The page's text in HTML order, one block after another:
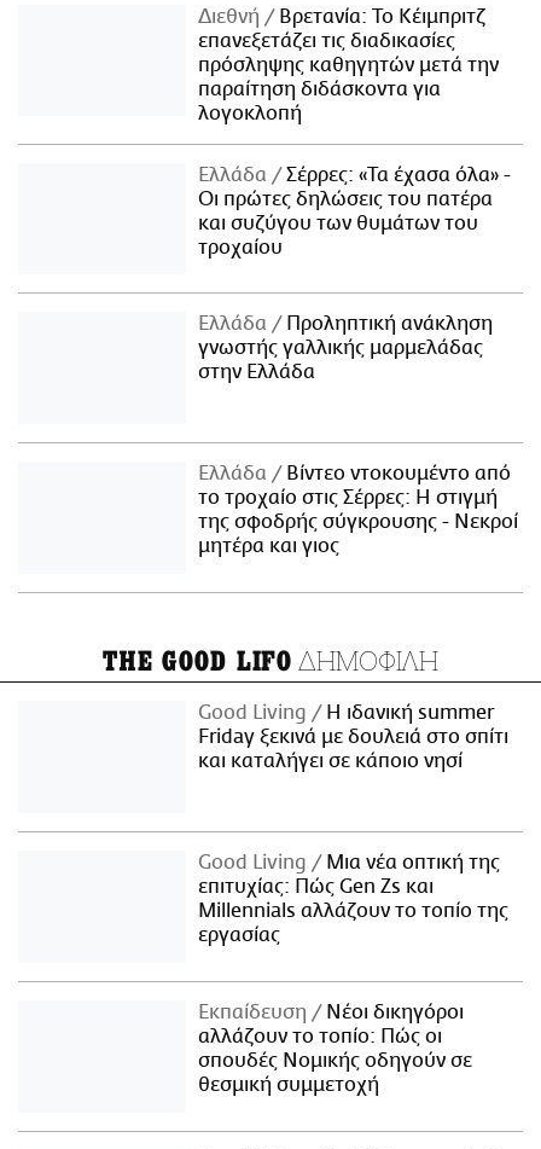
Διεθνή
Βρετανία: Το Κέιμπριτζ
επανεξετάζει τις διαδικασίες
πρόσληψης καθηγητών μετά την
παραίτηση διδάσκοντα για
λογοκλοπή
Ελλάδα
Σέρρες: «Τα έχασα όλα» -
Οι πρώτες δηλώσεις του πατέρα
και συζύγου των θυμάτων του
τροχαίου
Ελλάδα
Προληπτική ανάκληση
γνωστής γαλλικής μαρμελάδας
στην Ελλάδα
Ελλάδα
Βίντεο ντοκουμέντο από
το τροχαίο στις Σέρρες: Η στιγμή
της σφοδρής σύγκρουσης - Νεκροί
μητέρα και γιος
THE GOOD LIFO ΔΗΜΟΦΙΛΗ
Good Living
Η ιδανική summer
Friday ξεκινά με δουλειά στο σπίτι
και καταλήγει σε κάποιο νησί
Good Living
Μια νέα οπτική της
επιτυχίας: Πώς Gen Zs και
Millennials αλλάζουν το τοπίο της
εργασίας
Εκπαίδευση
Νέοι δικηγόροι
αλλάζουν το τοπίο: Πώς οι
σπουδές Νομικής οδηγούν σε
θεσμική συμμετοχή